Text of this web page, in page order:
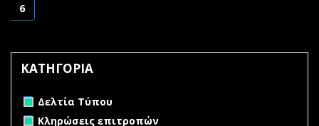
6
ΚΑΤΗΓΟΡΙΑ
Remove Δελτία Τύπου filter
Δελτία Τύπου
Remove Κληρώσεις επιτροπών filter
Κληρώσεις επιτροπών